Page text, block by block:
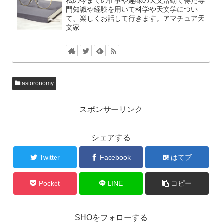
門知識や経験を用いて科学や天文学につい
て、楽しくお話して行きます。アマチュア天
文家
astoronomy
スポンサーリンク
シェアする
Twitter Facebook はてブ
Pocket LINE コピー
SHOをフォローする